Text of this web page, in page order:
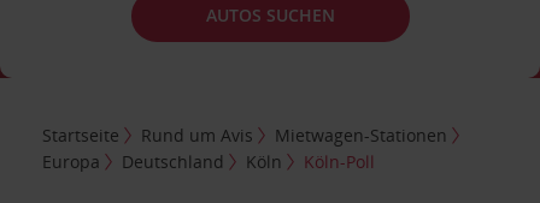
AUTOS SUCHEN
Startseite Rund um Avis
Mietwagen-Stationen
Europa
Deutschland Köln Köln-Poll